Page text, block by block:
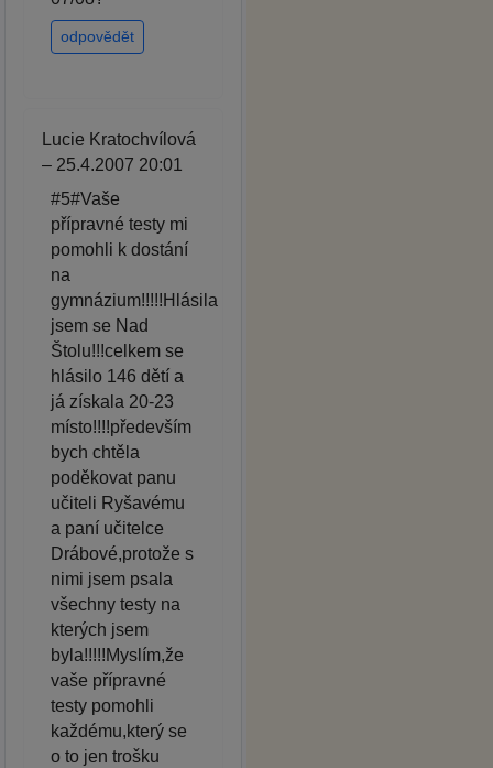
odpovědět
Lucie Kratochvílová
– 25.4.2007 20:01
#5#Vaše
přípravné testy mi
pomohli k dostání
na
gymnázium!!!!!Hlásila
jsem se Nad
Štolu!!!celkem se
hlásilo 146 dětí a
já získala 20-23
místo!!!!především
bych chtěla
poděkovat panu
učiteli Ryšavému
a paní učitelce
Drábové,protože s
nimi jsem psala
všechny testy na
kterých jsem
byla!!!!!Myslím,že
vaše přípravné
testy pomohli
každému,který se
o to jen trošku